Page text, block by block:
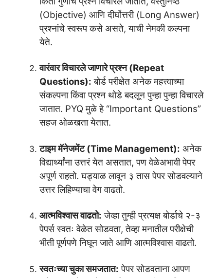
(Objective) आणि दीर्घोत्तरी (Long Answer)
प्रश्नांचे स्वरूप कसे असते, याची नेमकी कल्पना
येते.
वारंवार विचारले जाणारे प्रश्न (Repeat
Questions): बोर्ड परीक्षेत अनेक महत्त्वाच्या
संकल्पना किंवा प्रश्न थोडे बदलून पुन्हा पुन्हा विचारले
जातात. PYQ मुळे हे “Important Questions”
सहज ओळखता येतात.
टाइम मॅनेजमेंट (Time Management): अनेक
विद्यार्थ्यांना उत्तरं येत असतात, पण वेळेअभावी पेपर
अपूर्ण राहतो. घड्याळ लावून ३ तास पेपर सोडवल्याने
उत्तर लिहिण्याचा वेग वाढतो.
आत्मविश्वास वाढतो: जेव्हा तुम्ही प्रत्यक्ष बोर्डाचे २-३
पेपर्स स्वतः वेळेत सोडवता, तेव्हा मनातील परीक्षेची
भीती पूर्णपणे निघून जाते आणि आत्मविश्वास वाढतो.
स्वतःच्या चुका समजतात: पेपर सोडवताना आपण